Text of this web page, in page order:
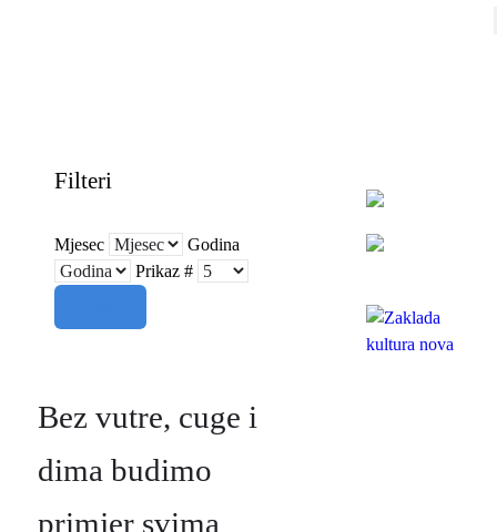
Filteri
Mjesec
Godina
Prikaz #
Bez vutre, cuge i
dima budimo
primjer svima